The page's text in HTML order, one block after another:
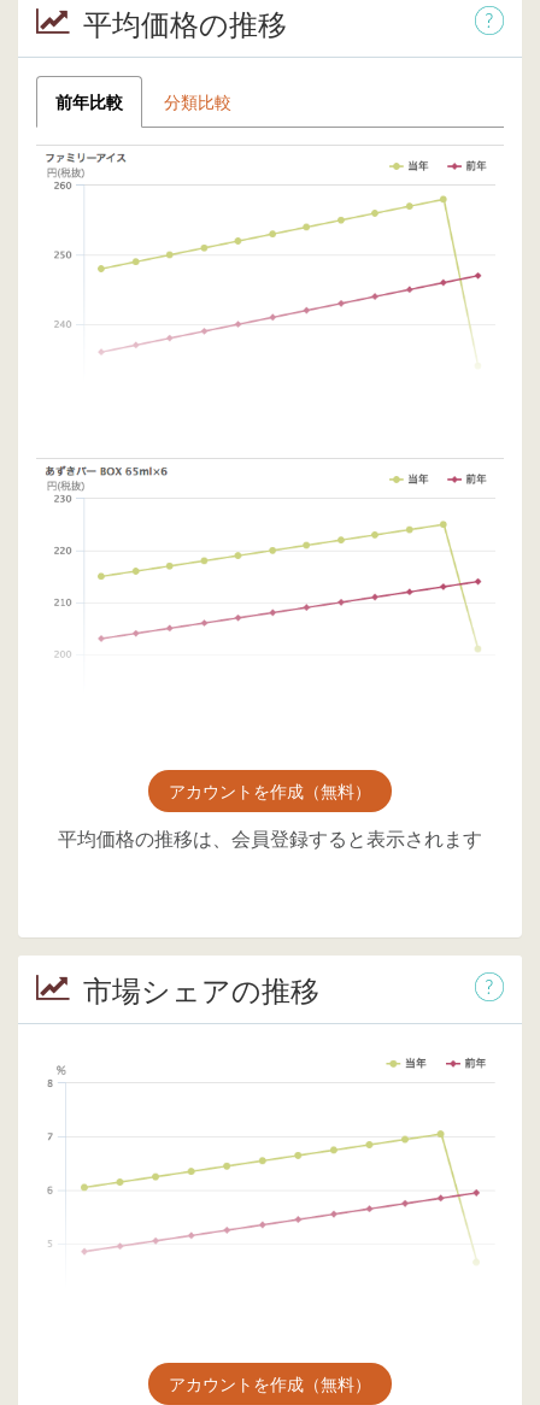
平均価格の推移
前年比較 分類比較
アカウントを作成（無料）
平均価格の推移は、会員登録すると表示されます
市場シェアの推移
アカウントを作成（無料）